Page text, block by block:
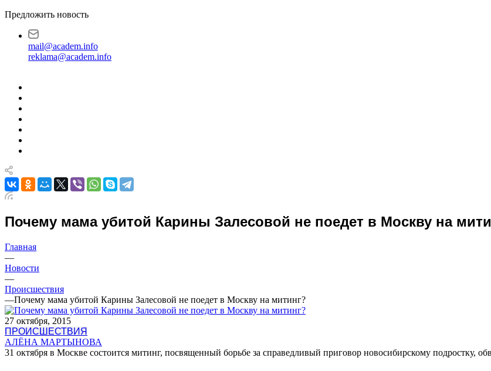
Предложить новость
mail@academ.info
reklama@academ.info
Почему мама убитой Карины Залесовой не поедет в Москву на
Главная
—
Новости
—
Происшествия
—Почему мама убитой Карины Залесовой не поедет в Москву на митинг?
27 октября, 2015
ПРОИСШЕСТВИЯ
АЛЁНА МАРТЫНОВА
31 октября в Москве состоится митинг, посвященный борьбе за справедливый приговор новосибирскому подростку,